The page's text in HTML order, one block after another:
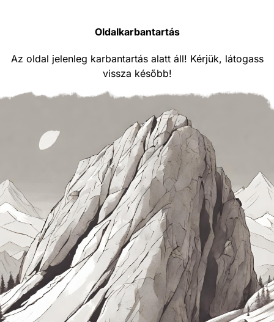
Oldalkarbantartás
Az oldal jelenleg karbantartás alatt áll! Kérjük, látogass
vissza később!